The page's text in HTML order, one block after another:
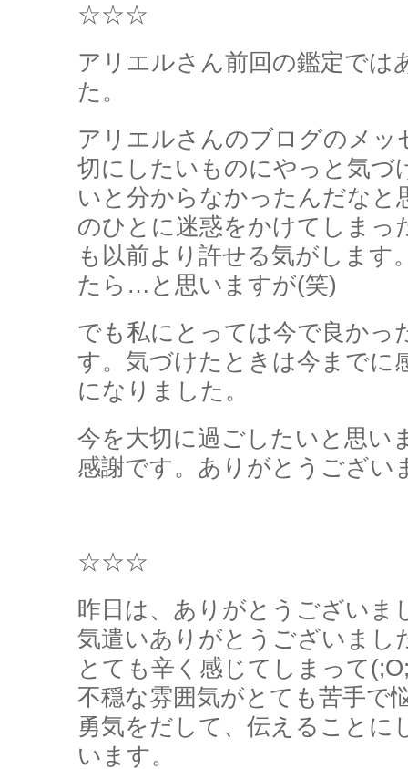
☆☆☆
アリエルさん前回の鑑定では
た。
アリエルさんのブログのメッ
切にしたいものにやっと気づ
いと分からなかったんだなと
のひとに迷惑をかけてしまっ
も以前より許せる気がします
たら…と思いますが(笑)
でも私にとっては今で良かっ
す。気づけたときは今までに
になりました。
今を大切に過ごしたいと思い
感謝です。ありがとうござい
☆☆☆
昨日は、ありがとうございま
気遣いありがとうございまし
とても辛く感じてしまって
不穏な雰囲気がとても苦手で
勇気をだして、伝えることに
います。